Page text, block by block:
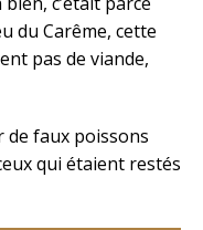
du Carême, cette
pas de viande,
de faux poissons
qui étaient restés